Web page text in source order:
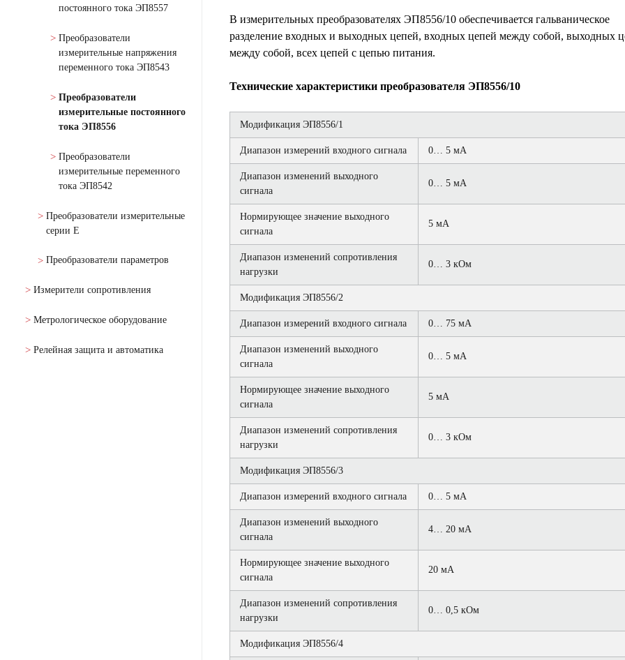
постоянного тока ЭП8557
Преобразователи
измерительные напряжения
переменного тока ЭП8543
Преобразователи
измерительные постоянного
тока ЭП8556
Преобразователи
измерительные переменного
тока ЭП8542
Преобразователи измерительные
серии Е
Преобразователи параметров
Измерители сопротивления
Метрологическое оборудование
Релейная защита и автоматика
В измерительных преобразователях ЭП8556/10 обеспечивается гальваническое
разделение входных и выходных цепей, входных цепей между собой, выходных
между собой, всех цепей с цепью питания.
Технические характеристики преобразователя ЭП8556/10
Модификация ЭП8556/1
Диапазон измерений входного сигнала 0… 5 мА
Диапазон изменений выходного
сигнала
0… 5 мА
Нормирующее значение выходного
сигнала
5 мА
Диапазон изменений сопротивления
нагрузки
0… 3 кОм
Модификация ЭП8556/2
Диапазон измерений входного сигнала 0… 75 мА
Диапазон изменений выходного
сигнала
0… 5 мА
Нормирующее значение выходного
сигнала
5 мА
Диапазон изменений сопротивления
нагрузки
0… 3 кОм
Модификация ЭП8556/3
Диапазон измерений входного сигнала 0… 5 мА
Диапазон изменений выходного
сигнала
4… 20 мА
Нормирующее значение выходного
сигнала
20 мА
Диапазон изменений сопротивления
нагрузки
0… 0,5 кОм
Модификация ЭП8556/4